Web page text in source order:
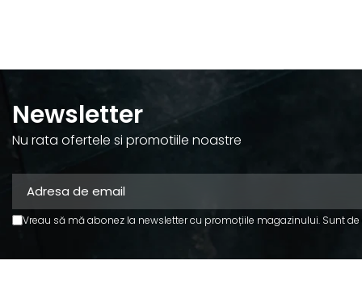
Newsletter
Nu rata ofertele si promotiile noastre
Vreau să mă abonez la newsletter cu promoțiile magazinului. Sunt